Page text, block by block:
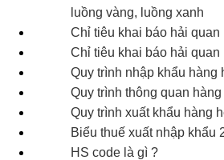
luồng vàng, luồng xanh
Chỉ tiêu khai báo hải quan
Chỉ tiêu khai báo hải quan
Quy trình nhập khẩu hàng
Quy trình thông quan
Quy trình xuất khẩu hàng
Biểu thuế xuất nhập khẩu
HS code là gì ?